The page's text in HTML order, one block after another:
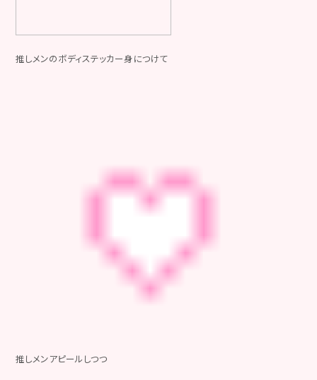
推しメンのボディステッカー身につけて
推しメンアピールしつつ